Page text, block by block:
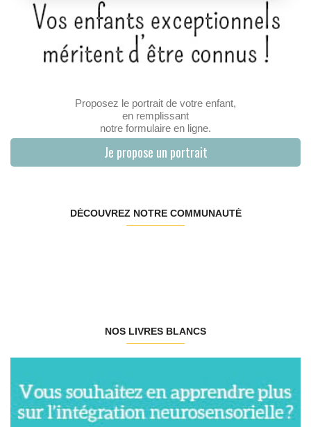
Proposez le portrait de votre enfant,
en remplissant
notre formulaire en ligne.
Je propose un portrait
DÉCOUVREZ NOTRE COMMUNAUTÉ
NOS LIVRES BLANCS